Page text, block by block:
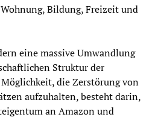
Bildung, Freizeit und
eine massive Umwandlung
Struktur der
die Zerstörung von
aufzuhalten, besteht darin,
an Amazon und